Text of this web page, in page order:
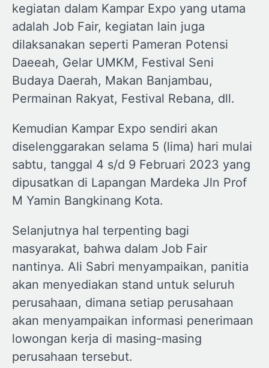
kegiatan dalam Kampar Expo yang utama
adalah Job Fair, kegiatan lain juga
dilaksanakan seperti Pameran Potensi
Daeeah, Gelar UMKM, Festival Seni
Budaya Daerah, Makan Banjambau,
Permainan Rakyat, Festival Rebana, dll.
Kemudian Kampar Expo sendiri akan
diselenggarakan selama 5 (lima) hari mulai
sabtu, tanggal 4 s/d 9 Februari 2023 yang
dipusatkan di Lapangan Mardeka Jln Prof
M Yamin Bangkinang Kota.
Selanjutnya hal terpenting bagi
masyarakat, bahwa dalam Job Fair
nantinya. Ali Sabri menyampaikan, panitia
akan menyediakan stand untuk seluruh
perusahaan, dimana setiap perusahaan
akan menyampaikan informasi penerimaan
lowongan kerja di masing-masing
perusahaan tersebut.